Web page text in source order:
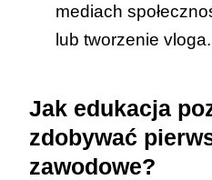
mediach
lub tworzenie vloga.
Jak edukacja
zdobywać
zawodowe?